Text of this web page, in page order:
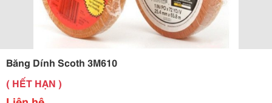
Băng Dính Scoth 3M610
( HẾT HẠN )